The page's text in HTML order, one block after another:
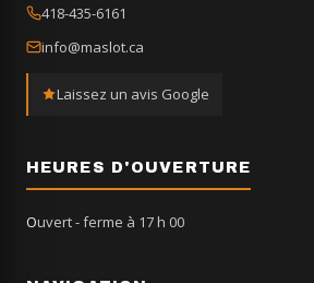
418-435-6161
info@maslot.ca
Laissez un avis Google
HEURES D'OUVERTURE
Ouvert- ferme à 17 h 00